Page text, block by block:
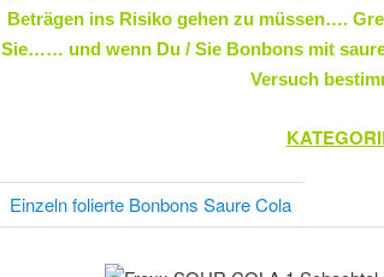
Beträgen ins Risiko gehen zu müssen….
Sie…… und wenn Du / Sie Bonbons mit
Versuch
Einzeln folierte Bonbons Saure Cola